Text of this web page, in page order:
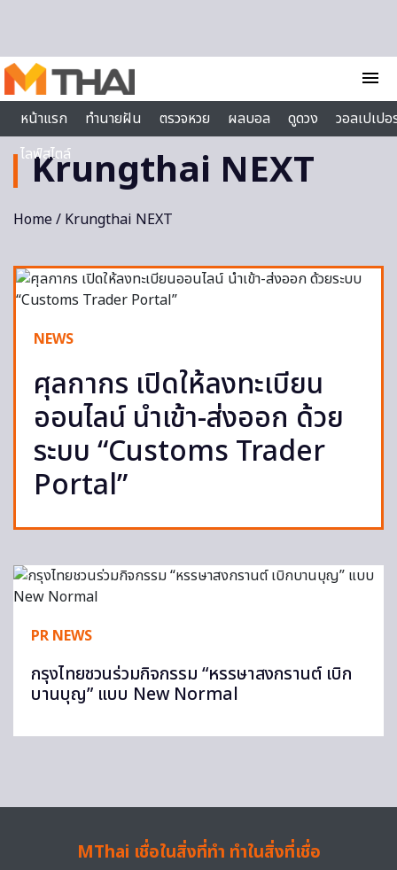
menu
หน้าแรก
ทำนายฝัน ตรวจหวย ผลบอล ดูดวง
วอลเปเป
ไลฟ์สไตล์
Krungthai NEXT
Home/ Krungthai NEXT
NEWS
ศุลกากร เปิดให้ลงทะเบียน
ออนไลน์ นำเข้า-ส่งออก ด้วย
ระบบ “Customs Trader
Portal”
PR NEWS
กรุงไทยชวนร่วมกิจกรรม “หรรษาสงกรานต์ เบิก
บานบุญ” แบบ New Normal
MThai เชื่อในสิ่งที่ทำ ทำในสิ่งที่เชื่อ